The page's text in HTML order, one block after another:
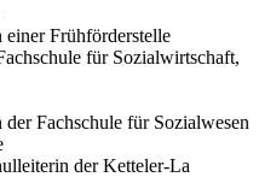
Frühförderstelle
für Sozialwirtschaft,
Fachschule für Sozialwesen
der Ketteler-La